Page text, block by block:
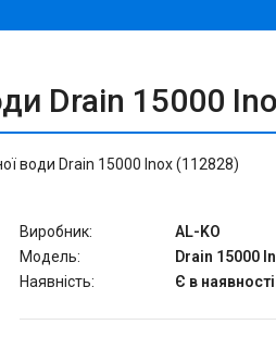
Drain 15000
води Drain 15000 Inox (112828)
Виробник:
AL-KO
Модель:
Drain 15000
Наявність:
Є в наявності